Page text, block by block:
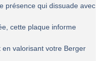
présence qui dissuade avec
cette plaque informe
valorisant votre Berger